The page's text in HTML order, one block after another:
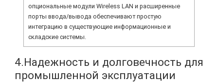
опциональные модули Wireless LAN и расширенные
порты ввода/вывода обеспечивают простую
интеграцию в существующие информационные и
складские системы.
4.Надежность и долговечность для
промышленной эксплуатации